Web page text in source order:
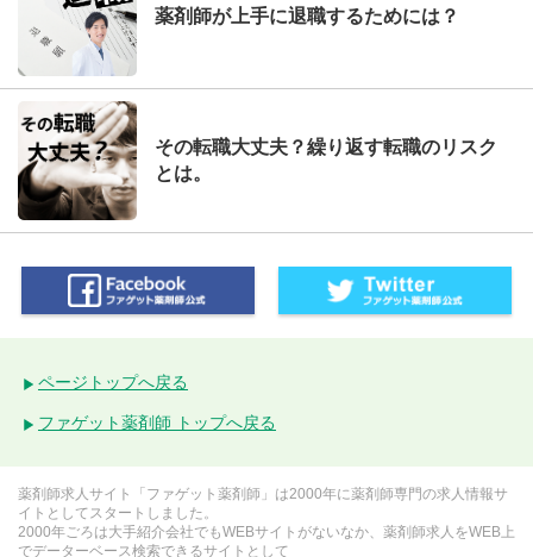
薬剤師が上手に退職するためには？
その転職大丈夫？繰り返す転職のリスク
とは。
ページトップへ戻る
ファゲット薬剤師 トップへ戻る
薬剤師求人サイト「ファゲット薬剤師」は2000年に薬剤師専門の求人情報サ
イトとしてスタートしました。
2000年ごろは大手紹介会社でもWEBサイトがないなか、薬剤師求人をWEB上
でデーターベース検索できるサイトとして